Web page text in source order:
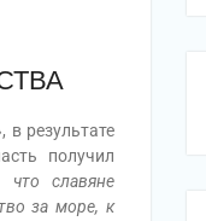
результате
получил
что славяне
за море, к